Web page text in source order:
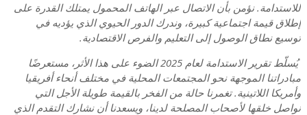
للاستدامة. نؤمن بأن الاتصال عبر الهاتف المحمول يمتلك القدرة على
إطلاق قيمة اجتماعية كبيرة، وندرك الدور الحيوي الذي يؤديه في
توسيع نطاق الوصول إلى التعليم والفرص الاقتصادية.
يُسلّط تقرير الاستدامة لعام 2025 الضوء على هذا الأثر، مستعرضًا
مبادراتنا الموجهة نحو المجتمعات المحلية في مختلف أنحاء أفريقيا
وأمريكا اللاتينية. تغمرنا حالة من الفخر بالقيمة طويلة الأجل التي
نواصل خلقها لأصحاب المصلحة لدينا، ويسعدنا أن نشارك التقدم الذي